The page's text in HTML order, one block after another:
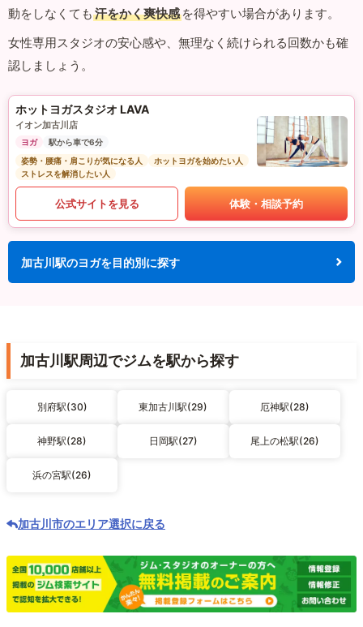
動をしなくても 汗をかく爽快感 を得やすい場合があります。
女性専用スタジオの安心感や、無理なく続けられる回数かも確
認しましょう。
ホットヨガスタジオ LAVA
イオン加古川店
ヨガ
駅から車で6分
姿勢・腰痛・肩こりが気になる人
ホットヨガを始めたい人
ストレスを解消したい人
公式サイトを見る 体験・相談予約
加古川駅のヨガを目的別に探す
加古川駅周辺でジムを駅から探す
別府駅(30) 東加古川駅(29) 厄神駅(28)
神野駅(28) 日岡駅(27) 尾上の松駅(26)
浜の宮駅(26)
加古川市のエリア選択に戻る